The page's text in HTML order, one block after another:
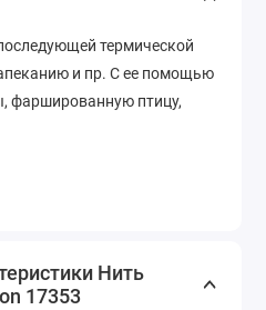
термической
и пр. С ее помощью
фаршированную птицу,
Нить
17353